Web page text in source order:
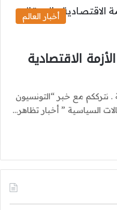
أخبار العالم
الاقتصادية
العالمية . نترككم مع خبر “التونسيون
السياسية ” أخبار تظاهر…